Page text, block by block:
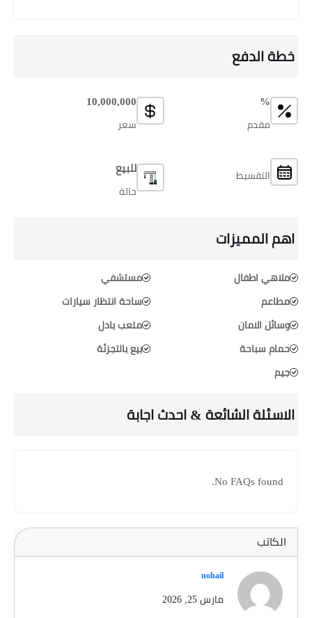
خطة الدفع
%
مقدم
التقسيط
10,000,000
سعر
للبيع
حالة
اهم المميزات
ملاهي اطفال
مطاعم
وسائل الامان
حمام سباحة
جيم
مستشفي
ساحة انتظار سيارات
ملعب بادل
بيع بالتجزئة
الاسئلة الشائعة & احدث اجابة
No FAQs found.
الكاتب
nohail
مارس 25, 2026